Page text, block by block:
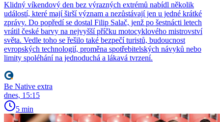
Klidný víkendový den bez výrazných extrémů nabídl několik
událostí, které mají širší význam a nezůstávají jen u jedné krátké
zprávy. Do popředí se dostal Filip Salač, jenž po šestnácti letech
vrátil české barvy na nejvyšší příčku motocyklového mistrovství
světa. Vedle toho se řešilo také bezpečí turistů, budoucnost
evropských technologií, proměna spotřebitelských návyků nebo
limity spoléhání na jednoduchá a lákavá tvrzení.
Be Native extra
dnes, 15:15
5 min